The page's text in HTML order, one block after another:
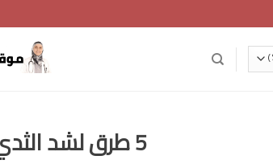
5 طرق لشد الثدي بنتائج مثالية وسريعة